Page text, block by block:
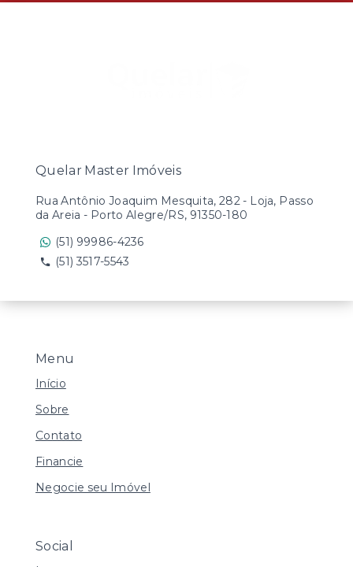
Menu
Início
Sobre
Contato
Financie
Negocie seu Imóvel
Social
Quelar Master Imóveis
Rua Antônio Joaquim Mesquita, 282 - Loja, Passo
da Areia - Porto Alegre/RS, 91350-180
(51) 99986-4236
(51) 3517-5543